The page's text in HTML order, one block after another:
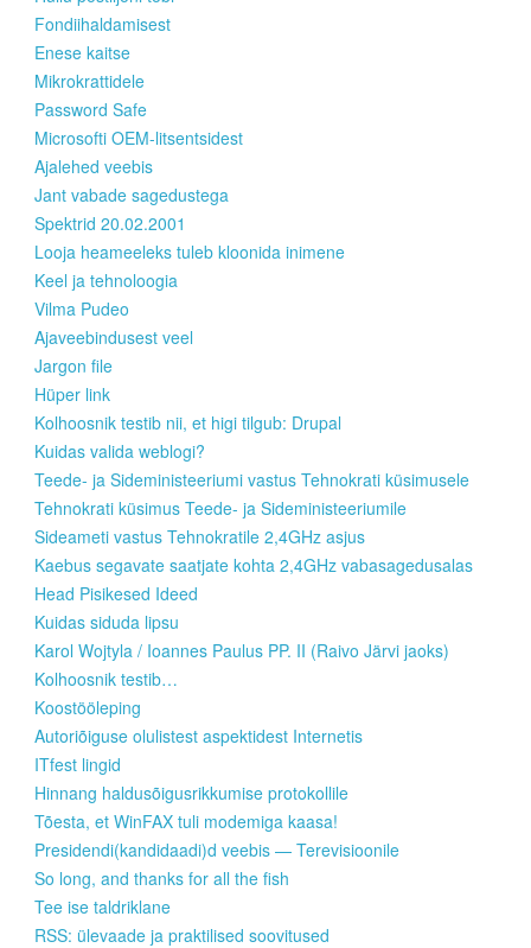
Fondiihaldamisest
Enese kaitse
Mikrokrattidele
Password Safe
Microsofti OEM-litsentsidest
Ajalehed veebis
Jant vabade sagedustega
Spektrid 20.02.2001
Looja heameeleks tuleb kloonida inimene
Keel ja tehnoloogia
Vilma Pudeo
Ajaveebindusest veel
Jargon file
Hüper link
Kolhoosnik testib nii, et higi tilgub: Drupal
Kuidas valida weblogi?
Teede- ja Sideministeeriumi vastus Tehnokrati küsimusele
Tehnokrati küsimus Teede- ja Sideministeeriumile
Sideameti vastus Tehnokratile 2,4GHz asjus
Kaebus segavate saatjate kohta 2,4GHz vabasagedusalas
Head Pisikesed Ideed
Kuidas siduda lipsu
Karol Wojtyla / Ioannes Paulus PP. II (Raivo Järvi jaoks)
Kolhoosnik testib…
Koostööleping
Autoriõiguse olulistest aspektidest Internetis
ITfest lingid
Hinnang haldusõigusrikkumise protokollile
Tõesta, et WinFAX tuli modemiga kaasa!
Presidendi(kandidaadi)d veebis — Terevisioonile
So long, and thanks for all the fish
Tee ise taldriklane
RSS: ülevaade ja praktilised soovitused